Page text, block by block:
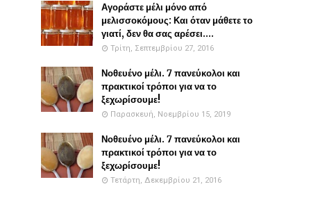
Αγοράστε μέλι μόνο από
μελισσοκόμους: Και όταν μάθετε το
γιατί, δεν θα σας αρέσει....
Τρίτη, Σεπτεμβρίου 27, 2016
Νοθευένο μέλι. 7 πανεύκολοι και
πρακτικοί τρόποι για να το
ξεχωρίσουμε!
Παρασκευή, Νοεμβρίου 15, 2019
Νοθευένο μέλι. 7 πανεύκολοι και
πρακτικοί τρόποι για να το
ξεχωρίσουμε!
Τετάρτη, Δεκεμβρίου 21, 2016